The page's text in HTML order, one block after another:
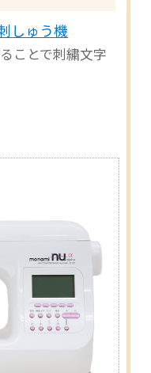
しゅう機
ことで刺繍文字